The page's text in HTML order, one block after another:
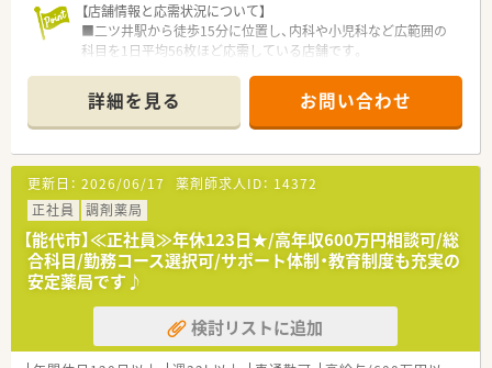
【店舗情報と応需状況について】
■二ツ井駅から徒歩15分に位置し、内科や小児科など広範囲の
科目を1日平均56枚ほど応需している店舗です。
のマンツーマン体制で密な連携を誇っています。
■患者様との継続率は86％と非常に高く、一人ひとりの健康を
深く見守り続けるかかりつけ薬局として機能しています。
【法人特徴について】
■全国で722店舗を展開する業界屈指の規模を誇り、異業種提携
などの戦略的な事業展開を積極的に行っています。
■出店形態の95％がマンツーマン出店のため、医療機関とのス
ムーズな連携や検査値共有を強みとしています。
■5年先や10年先も活躍できる人材の育成に注力しており、教育
の質が高いことで知られる研修充実企業です。
【想定される業務内容】
■処方箋に基づく調剤や監査、服薬指導をメインとし、患者様の
詳細を見る お問い合わせ
更新日： 2026/06/17 薬剤師求人ID： 14372
正社員
調剤薬局
【能代市】≪正社員≫年休123日★/高年収600万円相談可/総
合科目/勤務コース選択可/サポート体制・教育制度も充実の
安定薬局です♪
検討リストに追加